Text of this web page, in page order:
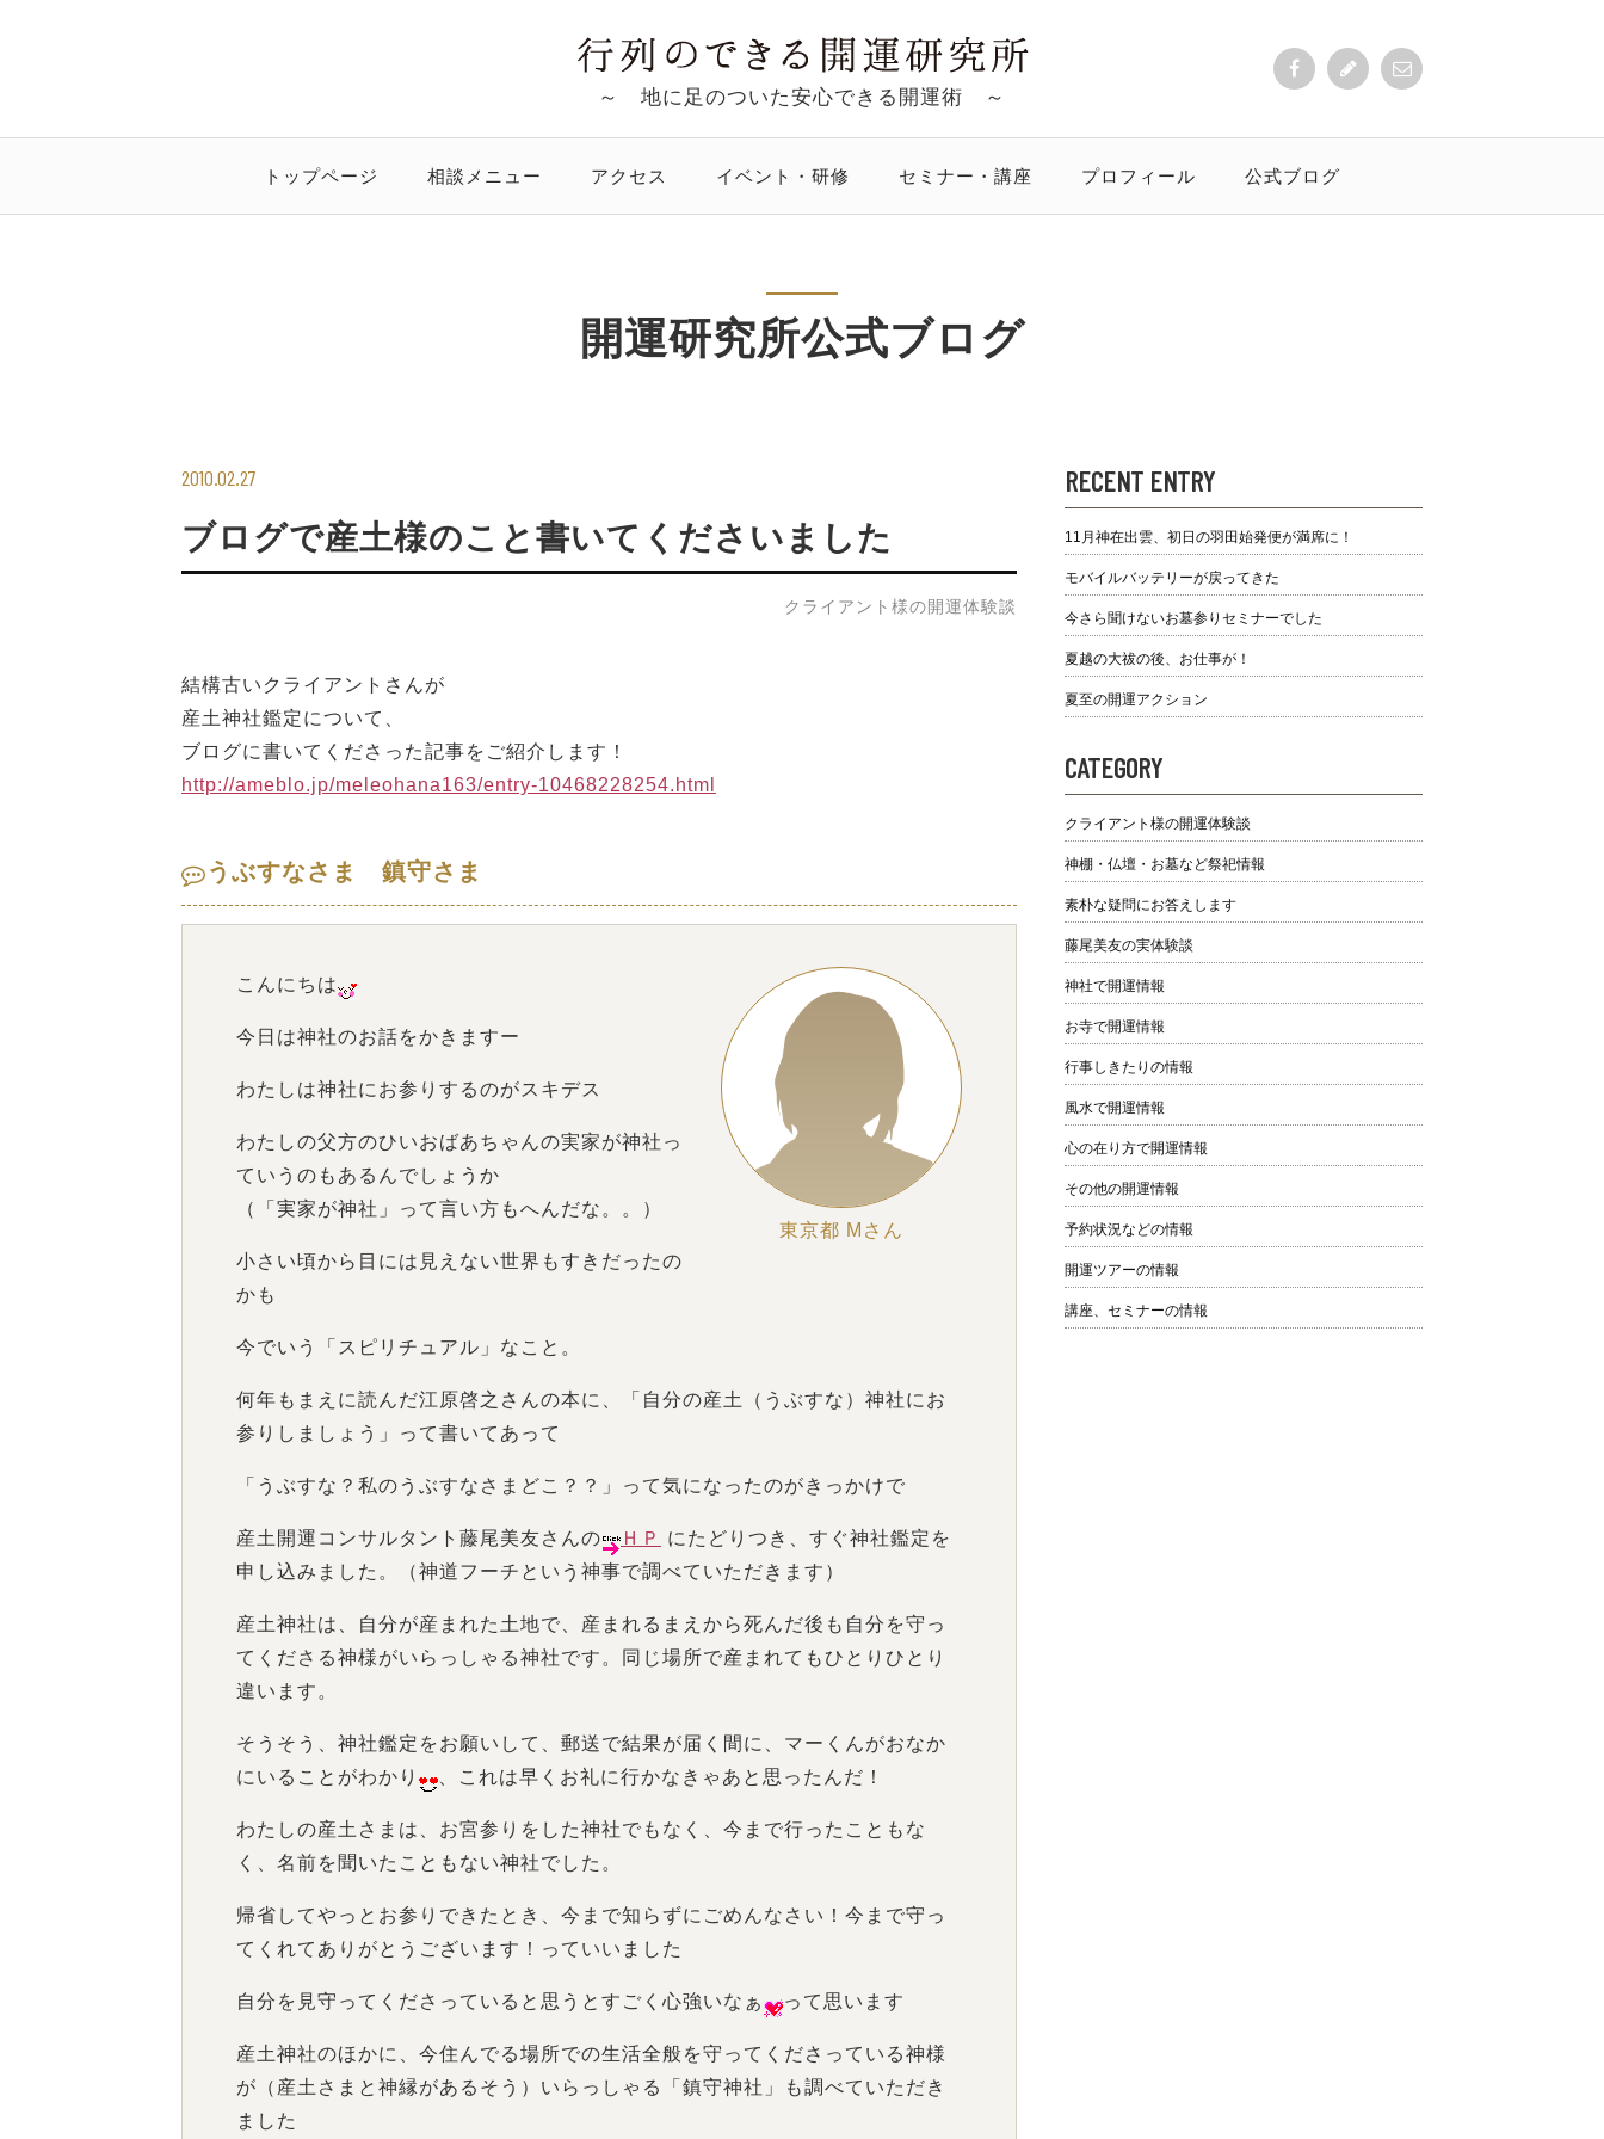
～ 地に足のついた安心できる開運術 ～
トップページ 相談メニュー アクセス イベント・研修 セミナー・講座 プロフィール 公式ブログ
開運研究所公式ブログ
2010.02.27
ブログで産土様のこと書いてくださいました
クライアント様の開運体験談
結構古いクライアントさんが
産土神社鑑定について、
ブログに書いてくださった記事をご紹介します！
http://ameblo.jp/meleohana163/entry-10468228254.html
うぶすなさま 鎮守さま
東京都 Mさん
こんにちは
今日は神社のお話をかきますー
わたしは神社にお参りするのがスキデス
わたしの父方のひいおばあちゃんの実家が神社っ
ていうのもあるんでしょうか
（「実家が神社」って言い方もへんだな。。）
小さい頃から目には見えない世界もすきだったの
かも
今でいう「スピリチュアル」なこと。
何年もまえに読んだ江原啓之さんの本に、「自分の産土（うぶすな）神社にお
参りしましょう」って書いてあって
「うぶすな？私のうぶすなさまどこ？？」って気になったのがきっかけで
産土開運コンサルタント藤尾美友さんの ＨＰ
にたどりつき、すぐ神社鑑定を
申し込みました。（神道フーチという神事で調べていただきます）
産土神社は、自分が産まれた土地で、産まれるまえから死んだ後も自分を守っ
てくださる神様がいらっしゃる神社です。同じ場所で産まれてもひとりひとり
違います。
そうそう、神社鑑定をお願いして、郵送で結果が届く間に、マーくんがおなか
にいることがわかり
、これは早くお礼に行かなきゃあと思ったんだ！
わたしの産土さまは、お宮参りをした神社でもなく、今まで行ったこともな
く、名前を聞いたこともない神社でした。
帰省してやっとお参りできたとき、今まで知らずにごめんなさい！今まで守っ
てくれてありがとうございます！っていいました
自分を見守ってくださっていると思うとすごく心強いなぁ って思います
産土神社のほかに、今住んでる場所での生活全般を守ってくださっている神様
が（産土さまと神縁があるそう）いらっしゃる「鎮守神社」も調べていただき
ました
RECENT ENTRY
11月神在出雲、初日の羽田始発便が満席に！
モバイルバッテリーが戻ってきた
今さら聞けないお墓参りセミナーでした
夏越の大祓の後、お仕事が！
夏至の開運アクション
CATEGORY
クライアント様の開運体験談
神棚・仏壇・お墓など祭祀情報
素朴な疑問にお答えします
藤尾美友の実体験談
神社で開運情報
お寺で開運情報
行事しきたりの情報
風水で開運情報
心の在り方で開運情報
その他の開運情報
予約状況などの情報
開運ツアーの情報
講座、セミナーの情報